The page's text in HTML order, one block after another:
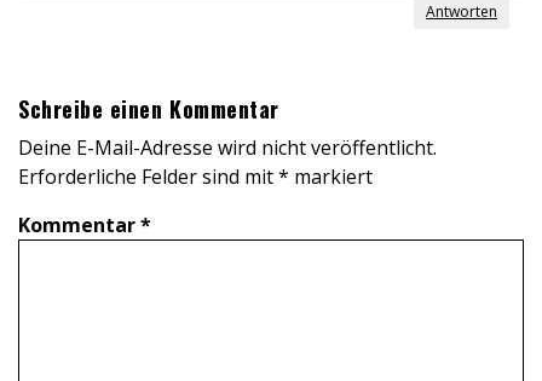
Antworten
Schreibe einen Kommentar
Deine E-Mail-Adresse wird nicht veröffentlicht.
Erforderliche Felder sind mit* markiert
Kommentar*